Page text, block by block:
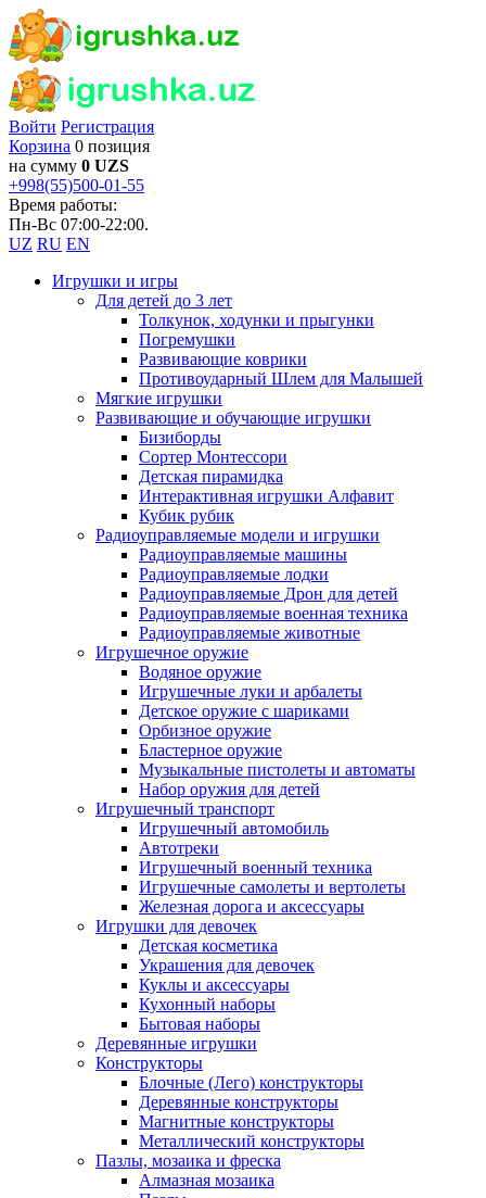
Войти Регистрация
Корзина 0 позиция
на сумму 0 UZS
+998(55)500-01-55
Время работы:
Пн-Вс 07:00-22:00.
UZ RU EN
Игрушки и игры
Для детей до 3 лет
Толкунок, ходунки и прыгунки
Погремушки
Развивающие коврики
Противоударный Шлем для Малышей
Мягкие игрушки
Развивающие и обучающие игрушки
Бизиборды
Сортер Монтессори
Детская пирамидка
Интерактивная игрушки Алфавит
Кубик рубик
Радиоуправляемые модели и игрушки
Радиоуправляемые машины
Радиоуправляемые лодки
Радиоуправляемые Дрон для детей
Радиоуправляемые военная техника
Радиоуправляемые животные
Игрушечное оружие
Водяное оружие
Игрушечные луки и арбалеты
Детское оружие с шариками
Орбизное оружие
Бластерное оружие
Музыкальные пистолеты и автоматы
Набор оружия для детей
Игрушечный транспорт
Игрушечный автомобиль
Aвтотреки
Игрушечный военный техника
Игрушечные самолеты и вертолеты
Железная дорога и аксессуары
Игрушки для девочек
Детская косметика
Украшения для девочек
Куклы и аксессуары
Кухонный наборы
Бытовая наборы
Деревянные игрушки
Конструкторы
Блочные (Лего) конструкторы
Деревянные конструкторы
Магнитные конструкторы
Металлический конструкторы
Пазлы, мозаика и фреска
Алмазная мозаика